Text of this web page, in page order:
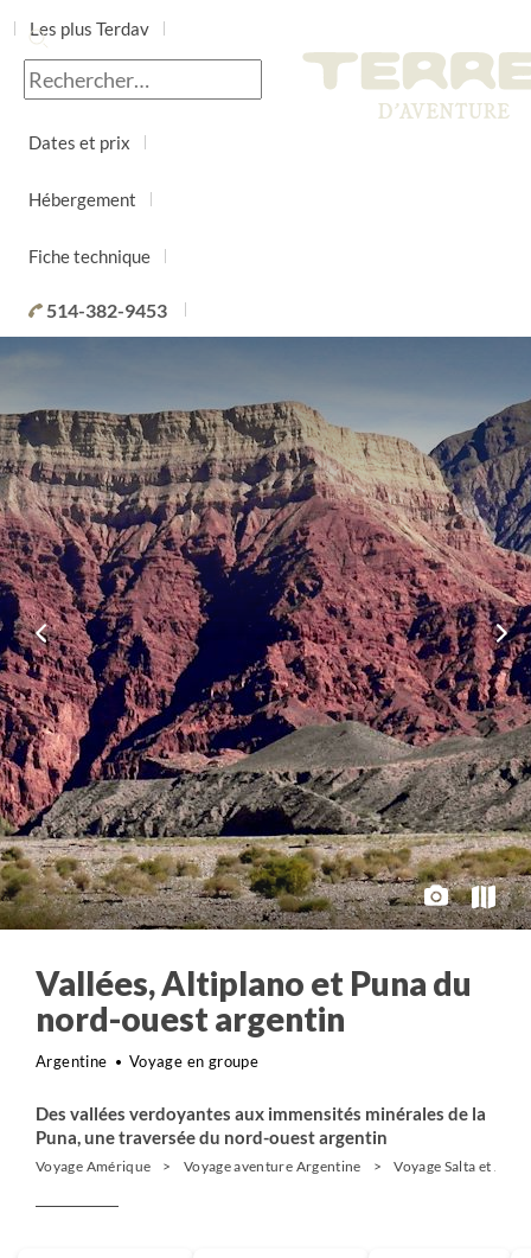
Les plus Terdav
Jour par jour
Dates et prix
Hébergement
Fiche technique
514-382-9453
Vallées, Altiplano et Puna du
nord-ouest argentin
Argentine Voyage en groupe
Des vallées verdoyantes aux immensités minérales de la
Puna, une traversée du nord-ouest argentin
Voyage Amérique Voyage aventure Argentine Voyage Salta et Jujuy